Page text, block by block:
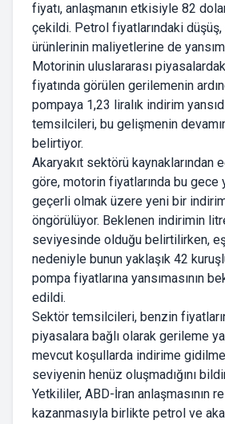
fiyatı, anlaşmanın etkisiyle 82
çekildi. Petrol fiyatlarındaki düşüş,
ürünlerinin maliyetlerine de
Motorinin uluslararası
fiyatında görülen gerilemenin
pompaya 1,23 liralık indirim
temsilcileri, bu gelişmenin
belirtiyor.
Akaryakıt sektörü kaynaklarından
göre, motorin fiyatlarında bu gece
geçerli olmak üzere yeni bir
öngörülüyor. Beklenen indirimin
seviyesinde olduğu belirtilirken,
nedeniyle bunun yaklaşık 42
pompa fiyatlarına yansımasının
edildi.
Sektör temsilcileri, benzin
piyasalara bağlı olarak gerileme
mevcut koşullarda indirime
seviyenin henüz oluşmadığını
Yetkililer, ABD-İran anlaşmasının
kazanmasıyla birlikte petrol ve